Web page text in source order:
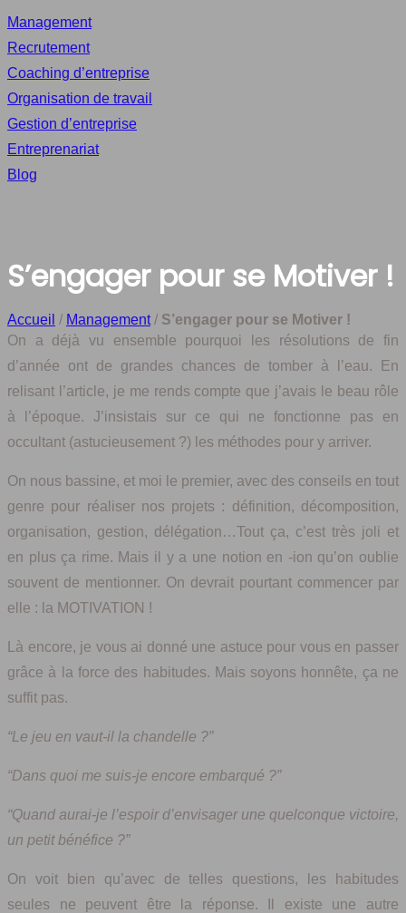
Management
Recrutement
Coaching d’entreprise
Organisation de travail
Gestion d’entreprise
Entreprenariat
Blog
S’engager pour se Motiver !
Accueil / Management/ S’engager pour se Motiver !
On a déjà vu ensemble pourquoi les résolutions de fin
d’année ont de grandes chances de tomber à l’eau. En
relisant l’article, je me rends compte que j’avais le beau rôle
à l’époque. J’insistais sur ce qui ne fonctionne pas en
occultant (astucieusement ?) les méthodes pour y arriver.
On nous bassine, et moi le premier, avec des conseils en tout
genre pour réaliser nos projets : définition, décomposition,
organisation, gestion, délégation…Tout ça, c’est très joli et
en plus ça rime. Mais il y a une notion en -ion qu’on oublie
souvent de mentionner. On devrait pourtant commencer par
elle : la MOTIVATION !
Là encore, je vous ai donné une astuce pour vous en passer
grâce à la force des habitudes. Mais soyons honnête, ça ne
suffit pas.
“Le jeu en vaut-il la chandelle ?”
“Dans quoi me suis-je encore embarqué ?”
“Quand aurai-je l’espoir d’envisager une quelconque victoire,
un petit bénéfice ?”
On voit bien qu’avec de telles questions, les habitudes
seules ne peuvent être la réponse. Il existe une autre